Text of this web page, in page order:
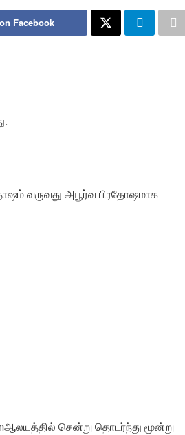
Facebook
வருவது அபூர்வ பிரதோஷமாக
சென்று தொடர்ந்து மூன்று